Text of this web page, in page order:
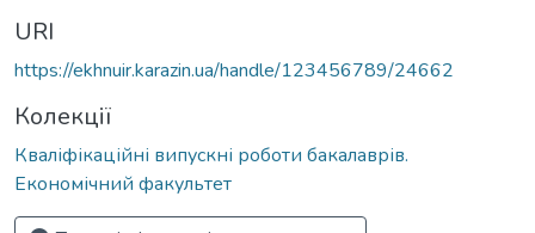
URI
https://ekhnuir.karazin.ua/handle/123456789/24662
Колекції
Кваліфікаційні випускні роботи бакалаврів.
Економічний факультет